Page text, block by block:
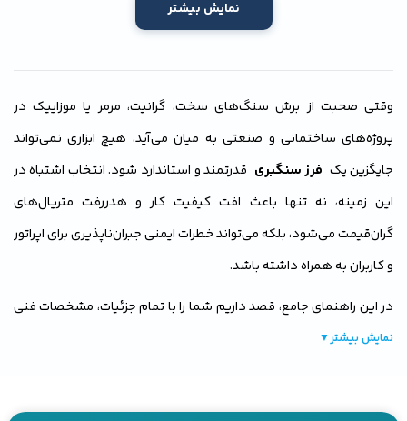
نمایش بیشتر
وقتی صحبت از برش سنگ‌های سخت، گرانیت، مرمر یا موزاییک در
پروژه‌های ساختمانی و صنعتی به میان می‌آید، هیچ ابزاری نمی‌تواند
جایگزین یک فرز سنگبری قدرتمند و استاندارد شود. انتخاب اشتباه در
این زمینه، نه تنها باعث افت کیفیت کار و هدررفت متریال‌های
گران‌قیمت می‌شود، بلکه می‌تواند خطرات ایمنی جبران‌ناپذیری برای اپراتور
و کاربران به همراه داشته باشد.
در این راهنمای جامع، قصد داریم شما را با تمام جزئیات، مشخصات فنی
و نکات طلایی برای
نمایش بیشتر▼